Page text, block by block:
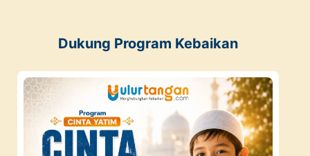
Dukung Program Kebaikan